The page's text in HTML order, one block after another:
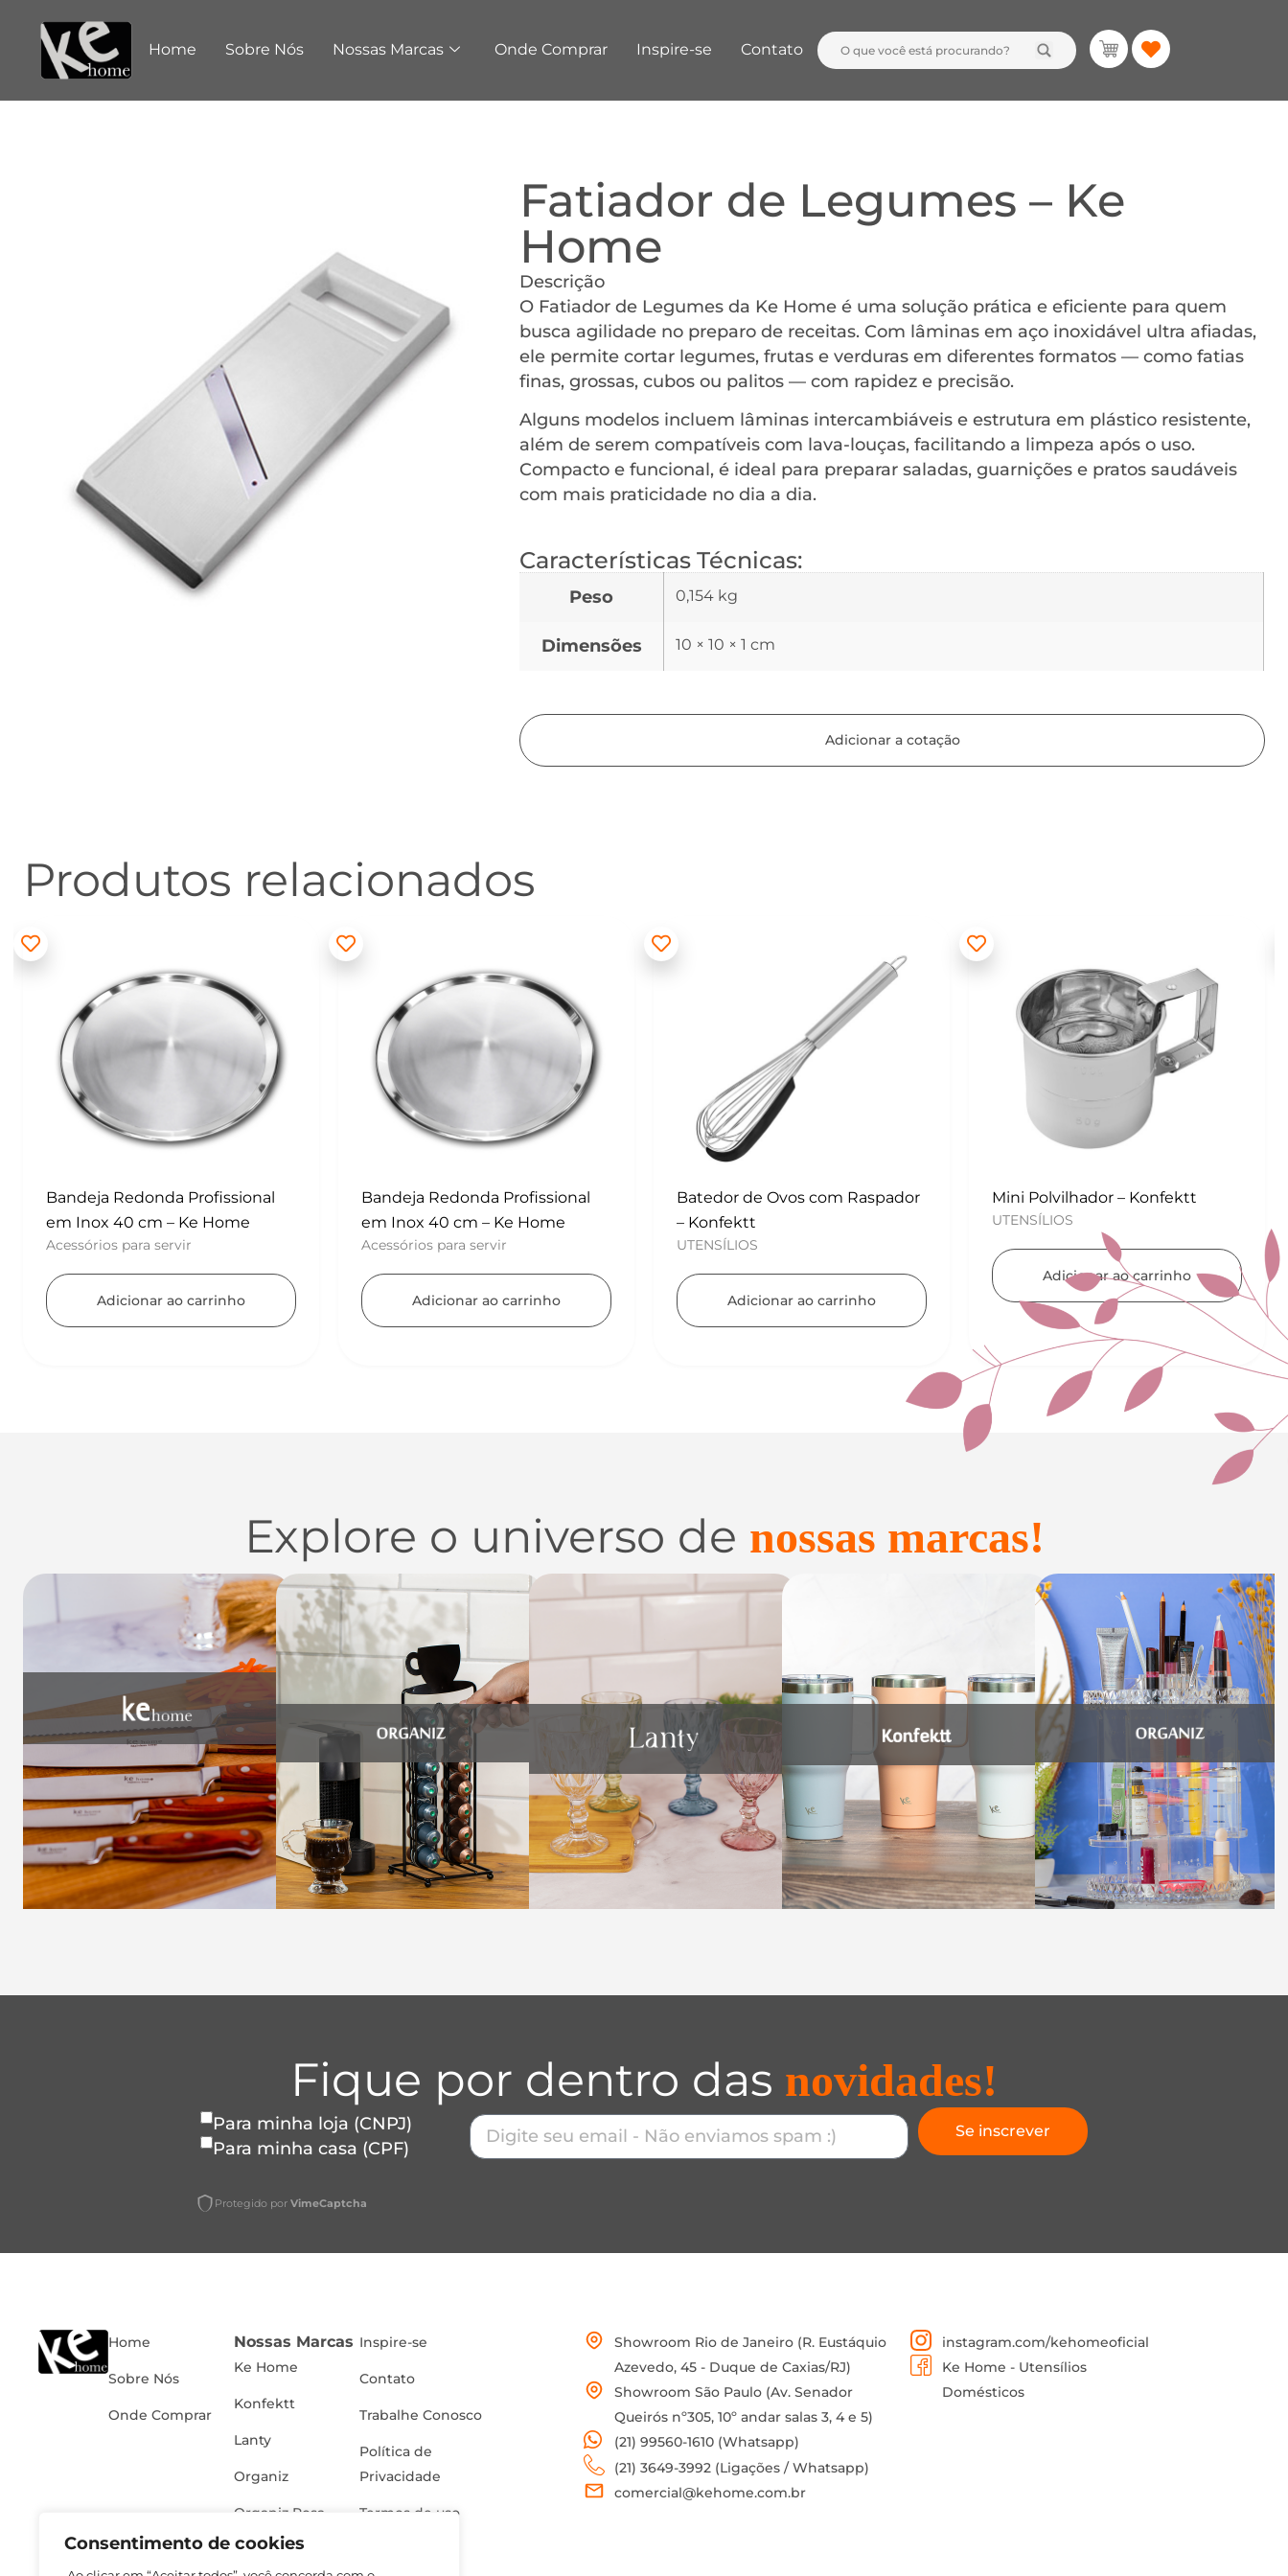
Consentimento de cookies
Home Sobre Nós Nossas Marcas Onde Comprar Inspire-se Contato
Fatiador de Legumes – Ke
Home
Descrição
O Fatiador de Legumes da Ke Home é uma solução prática e eficiente para quem
busca agilidade no preparo de receitas. Com lâminas em aço inoxidável ultra afiadas,
ele permite cortar legumes, frutas e verduras em diferentes formatos — como fatias
finas, grossas, cubos ou palitos — com rapidez e precisão.
Alguns modelos incluem lâminas intercambiáveis e estrutura em plástico resistente,
além de serem compatíveis com lava-louças, facilitando a limpeza após o uso.
Compacto e funcional, é ideal para preparar saladas, guarnições e pratos saudáveis
com mais praticidade no dia a dia.
Características Técnicas:
Peso 0,154 kg
Dimensões 10 × 10 × 1 cm
Adicionar a cotação
Produtos relacionados
Bandeja Redonda Profissional
em Inox 40 cm – Ke Home
Acessórios para servir
Adicionar ao carrinho
Batedor de Ovos com Raspador
– Konfektt
UTENSÍLIOS
Adicionar ao carrinho
Mini Polvilhador – Konfektt
UTENSÍLIOS
Adicionar ao carrinho
Kit para Copos de Massa 2 peças
– Konfektt
UTENSÍLIOS
Adicionar ao carrinho
Explore o universo de nossas marcas!
Utensílios do Lar
Casa e
Organização
Vidro
Acessórios
inteligentes
Fique por dentro das novidades!
Para minha loja (CNPJ)
Para minha casa (CPF)
Se inscrever
Protegido por VimeCaptcha
Home
Sobre Nós
Onde Comprar
Nossas Marcas
Ke Home
Konfektt
Lanty
Organiz
Organiz Rosa
Inspire-se
Contato
Trabalhe Conosco
Política de
Privacidade
Termos de uso
Showroom Rio de Janeiro (R. Eustáquio
Azevedo, 45 - Duque de Caxias/RJ)
Showroom São Paulo (Av. Senador
Queirós nº305, 10º andar salas 3, 4 e 5)
(21) 99560-1610 (Whatsapp)
(21) 3649-3992 (Ligações / Whatsapp)
comercial@kehome.com.br
instagram.com/kehomeoficial
Ke Home - Utensílios
Domésticos